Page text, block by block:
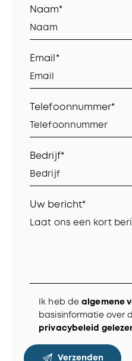
Naam*
Email*
Telefoonnummer*
Bedrijf*
Uw bericht*
Ik heb dealgemene
basisinformatie over
privacybeleid